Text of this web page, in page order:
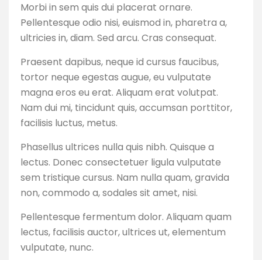
Morbi in sem quis dui placerat ornare.
Pellentesque odio nisi, euismod in, pharetra a,
ultricies in, diam. Sed arcu. Cras consequat.
Praesent dapibus, neque id cursus faucibus,
tortor neque egestas augue, eu vulputate
magna eros eu erat. Aliquam erat volutpat.
Nam dui mi, tincidunt quis, accumsan porttitor,
facilisis luctus, metus.
Phasellus ultrices nulla quis nibh. Quisque a
lectus. Donec consectetuer ligula vulputate
sem tristique cursus. Nam nulla quam, gravida
non, commodo a, sodales sit amet, nisi.
Pellentesque fermentum dolor. Aliquam quam
lectus, facilisis auctor, ultrices ut, elementum
vulputate, nunc.